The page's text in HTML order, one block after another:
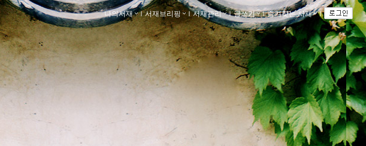
나의서재 ｌ서재브리핑 ｌ서재관리 ｌ글쓰기 ｌ즐겨찾는 서재 ｌ